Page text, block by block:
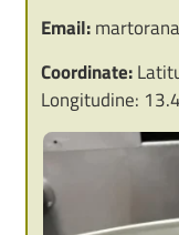
Email:
Coordinate:
Longitudine: